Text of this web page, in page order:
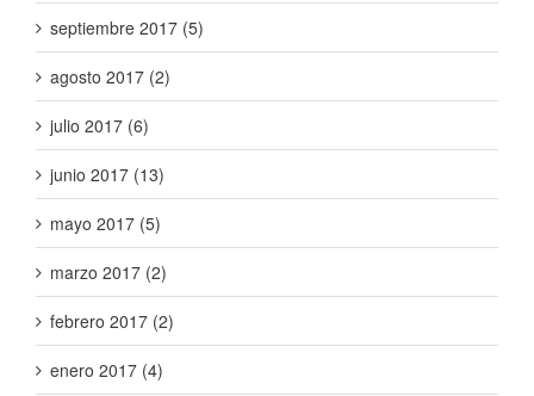
septiembre 2017 (5)
agosto 2017 (2)
julio 2017 (6)
junio 2017 (13)
mayo 2017 (5)
marzo 2017 (2)
febrero 2017 (2)
enero 2017 (4)